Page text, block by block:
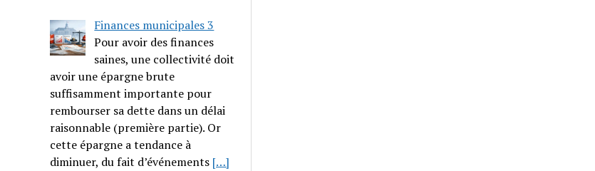
Finances municipales 3
Pour avoir des finances
saines, une collectivité doit
avoir une épargne brute
suffisamment importante pour
rembourser sa dette dans un délai
raisonnable (première partie). Or
cette épargne a tendance à
diminuer, du fait d’événements […]